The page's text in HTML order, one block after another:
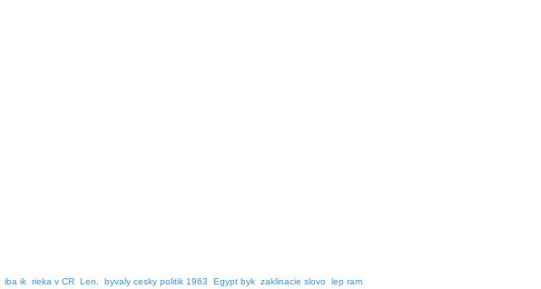
iba ik rieka v CR Len, byvaly cesky politik 1963 Egypt byk zaklinacie slovo lep ram